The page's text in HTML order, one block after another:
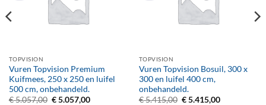
TOPVISION
Vuren Topvision Premium
Kuifmees, 250 x 250 en luifel
500 cm, onbehandeld.
€5.057,00 Oorspronkelijke
€5.057,00Huidige
TOPVISION
Vuren Topvision Bosuil, 300 x
300 en luifel 400 cm,
onbehandeld.
€5.415,00 Oorspronkelijke
€5.415,00Huidige